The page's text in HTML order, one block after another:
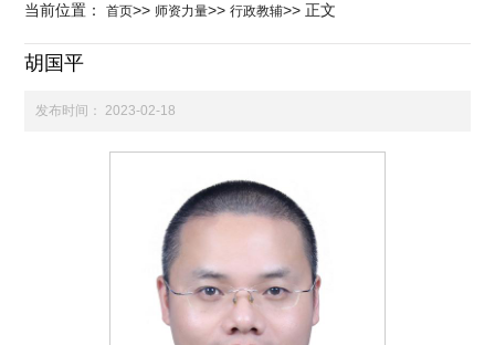
交流合作
百年校庆
当前位置：首页>> 师资力量>> 行政教辅>> 正文
胡国平
发布时间： 2023-02-18